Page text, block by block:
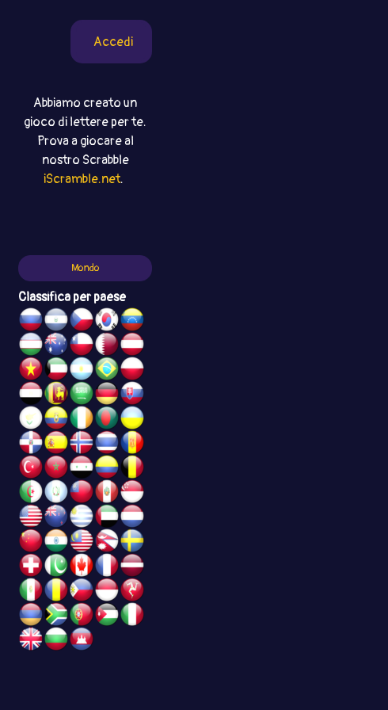
Accedi
Abbiamo creato un
gioco di lettere per te.
Prova a giocare al
nostro Scrabble
iScramble.net.
Mondo
Classifica per paese